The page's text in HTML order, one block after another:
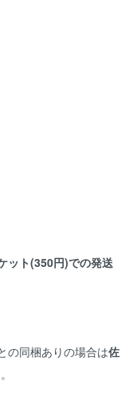
ット(350円)での発送
の同梱ありの場合は佐